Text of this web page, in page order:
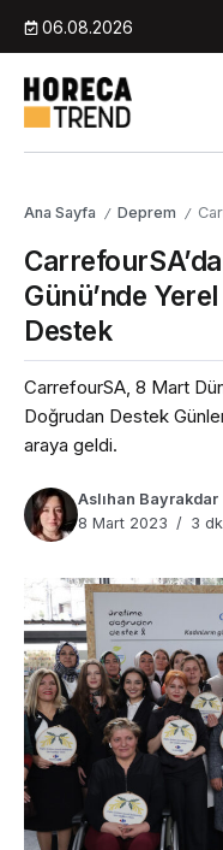
06.08.2026
Ana Sayfa / Deprem /
Günü’nde
Destek
CarrefourSA, 8 Mart
Doğrudan Destek
araya geldi.
Aslıhan Bayrakdar
8 Mart 2023
3